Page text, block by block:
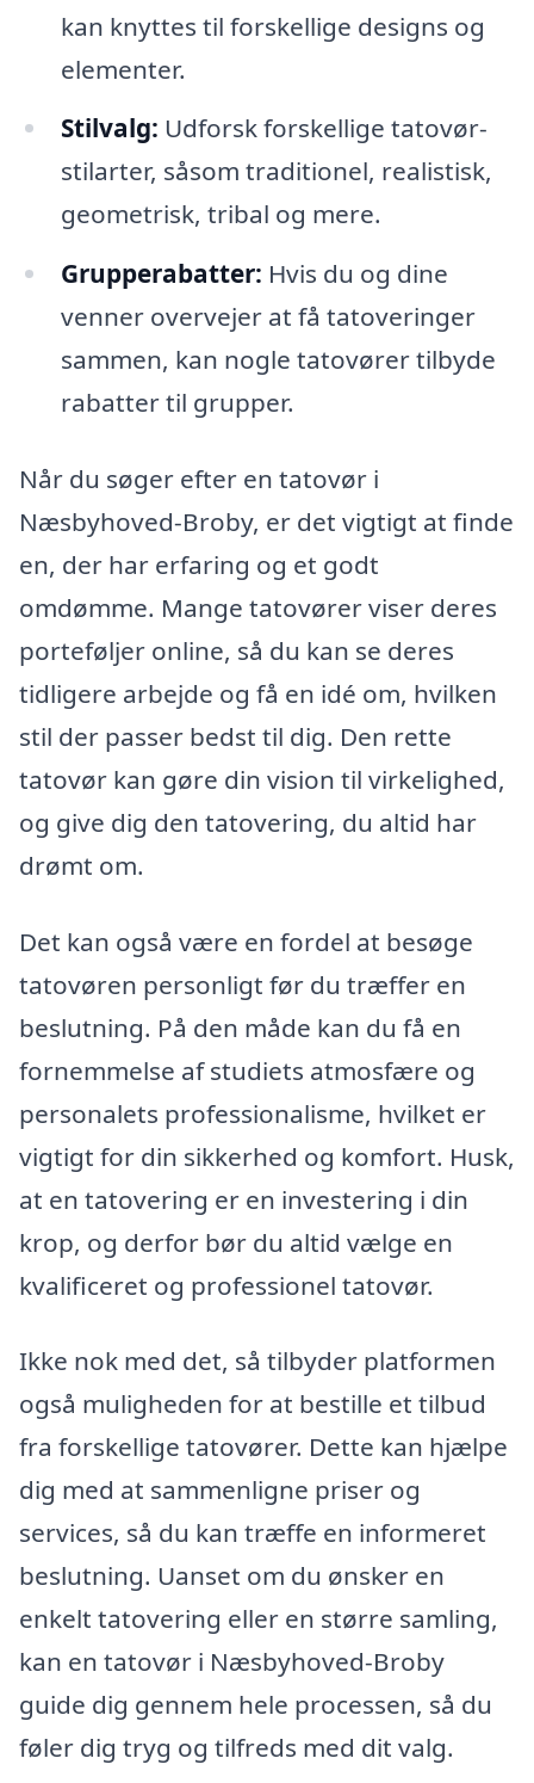
kan knyttes til forskellige designs og
elementer.
Stilvalg: Udforsk forskellige tatovør-
stilarter, såsom traditionel, realistisk,
geometrisk, tribal og mere.
Grupperabatter: Hvis du og dine
venner overvejer at få tatoveringer
sammen, kan nogle tatovører tilbyde
rabatter til grupper.
Når du søger efter en tatovør i
Næsbyhoved-Broby, er det vigtigt at finde
en, der har erfaring og et godt
omdømme. Mange tatovører viser deres
porteføljer online, så du kan se deres
tidligere arbejde og få en idé om, hvilken
stil der passer bedst til dig. Den rette
tatovør kan gøre din vision til virkelighed,
og give dig den tatovering, du altid har
drømt om.
Det kan også være en fordel at besøge
tatovøren personligt før du træffer en
beslutning. På den måde kan du få en
fornemmelse af studiets atmosfære og
personalets professionalisme, hvilket er
vigtigt for din sikkerhed og komfort. Husk,
at en tatovering er en investering i din
krop, og derfor bør du altid vælge en
kvalificeret og professionel tatovør.
Ikke nok med det, så tilbyder platformen
også muligheden for at bestille et tilbud
fra forskellige tatovører. Dette kan hjælpe
dig med at sammenligne priser og
services, så du kan træffe en informeret
beslutning. Uanset om du ønsker en
enkelt tatovering eller en større samling,
kan en tatovør i Næsbyhoved-Broby
guide dig gennem hele processen, så du
føler dig tryg og tilfreds med dit valg.